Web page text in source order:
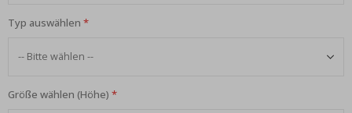
Typ auswählen
Größe wählen (Höhe)